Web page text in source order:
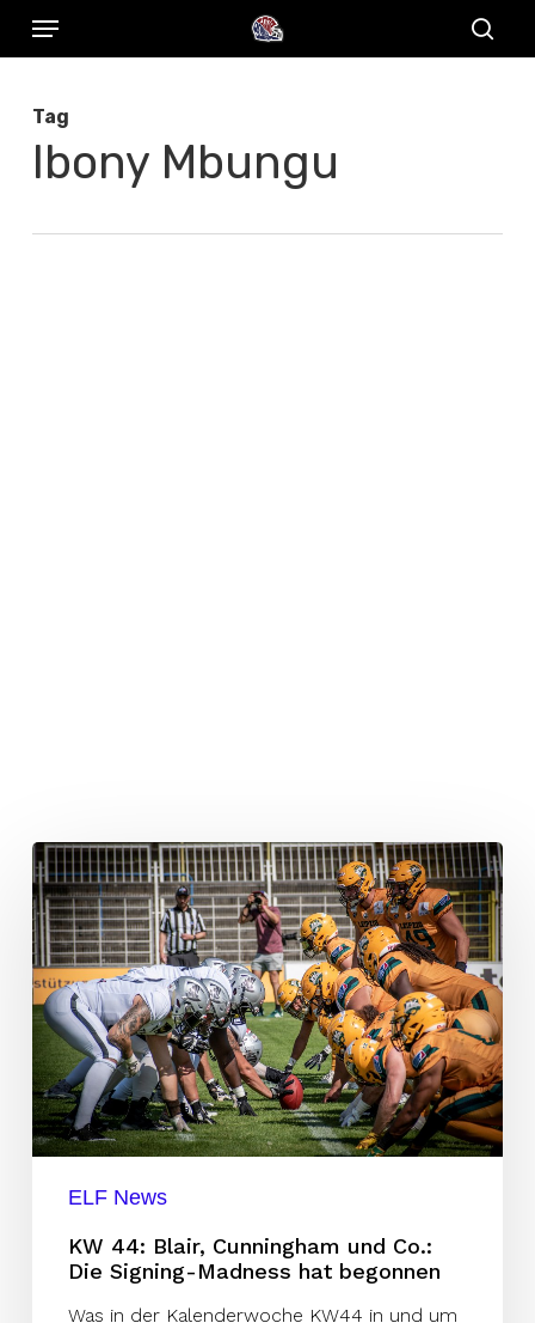
Skip
content
Menu
Tag
Ibony Mbungu
KW
44:
Blair,
Cunningham
und
Co.:
Die
Signing-
Madness
begonnen
ELF News
KW 44: Blair, Cunningham und Co.:
Die Signing-Madness hat begonnen
Was in der Kalenderwoche KW44 in und um